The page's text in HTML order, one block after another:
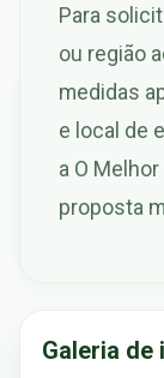
Para
ou região
medidas
e local de
a O
proposta
Galeria de